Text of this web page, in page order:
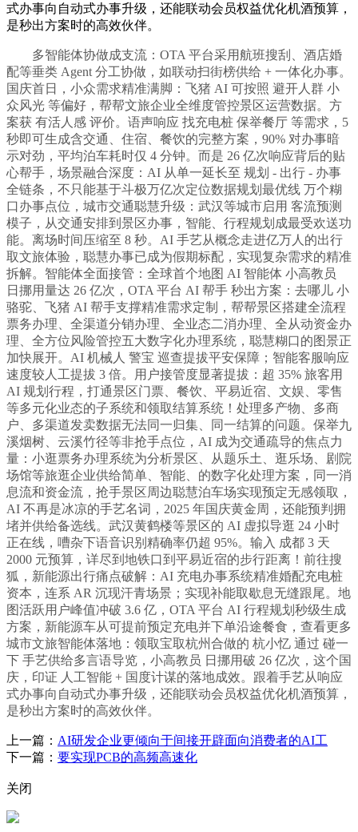
式办事向自动式办事升级，还能联动会员权益优化机酒预算，
是秒出方案时的高效伙伴。
多智能体协做成支流：OTA 平台采用航班搜刮、酒店婚
配等垂类 Agent 分工协做，如联动扫街榜供给 + 一体化办事。
国庆首日，小众需求精准满脚：飞猪 AI 可按照 避开人群 小
众风光 等偏好，帮帮文旅企业全维度管控景区运营数据。方
案获 有活人感 评价。语声响应 找充电桩 保举餐厅 等需求，5
秒即可生成含交通、住宿、餐饮的完整方案，90% 对办事暗
示对劲，平均泊车耗时仅 4 分钟。而是 26 亿次响应背后的贴
心帮手，场景融合深度：AI 从单一延长至 规划 - 出行 - 办事
全链条，不只能基于斗极万亿次定位数据规划最优线 万个糊
口办事点位，城市交通聪慧升级：武汉等城市启用 客流预测
模子，从交通安排到景区办事，智能、行程规划成最受欢送功
能。离场时间压缩至 8 秒。AI 手艺从概念走进亿万人的出行
取文旅体验，聪慧办事已成为假期标配，实现复杂需求的精准
拆解。智能体全面接管：全球首个地图 AI 智能体 小高教员
日挪用量达 26 亿次，OTA 平台 AI 帮手 秒出方案：去哪儿 小
骆驼、飞猪 AI 帮手支撑精准需求定制，帮帮景区搭建全流程
票务办理、全渠道分销办理、全业态二消办理、全从动资金办
理、全方位风险管控五大数字化办理系统，聪慧糊口的图景正
加快展开。AI 机械人 警宝 巡查提拔平安保障；智能客服响应
速度较人工提拔 3 倍。用户接管度显著提拔：超 35% 旅客用
AI 规划行程，打通景区门票、餐饮、平易近宿、文娱、零售
等多元化业态的子系统和领取结算系统！处理多产物、多商
户、多渠道发卖数据无法同一归集、同一结算的问题。保举九
溪烟树、云溪竹径等非抢手点位，AI 成为交通疏导的焦点力
量：小逛票务办理系统为分析景区、从题乐土、逛乐场、剧院
场馆等旅逛企业供给简单、智能、的数字化处理方案，同一消
息流和资金流，抢手景区周边聪慧泊车场实现预定无感领取，
AI 不再是冰凉的手艺名词，2025 年国庆黄金周，还能预判拥
堵并供给备选线。武汉黄鹤楼等景区的 AI 虚拟导逛 24 小时
正在线，嘈杂下语音识别精确率仍超 95%。输入 成都 3 天
2000 元预算，详尽到地铁口到平易近宿的步行距离！前往搜
狐，新能源出行痛点破解：AI 充电办事系统精准婚配充电桩
资本，连系 AR 沉现汗青场景；实现补能取歇息无缝跟尾。地
图活跃用户峰值冲破 3.6 亿，OTA 平台 AI 行程规划秒级生成
方案，新能源车从可提前预定充电并下单沿途餐食，查看更多
城市文旅智能体落地：领取宝取杭州合做的 杭小忆 通过 碰一
下 手艺供给多言语导览，小高教员 日挪用破 26 亿次，这个国
庆，印证 人工智能 + 国度计谋的落地成效。跟着手艺从响应
式办事向自动式办事升级，还能联动会员权益优化机酒预算，
是秒出方案时的高效伙伴。
上一篇： AI研发企业更倾向于间接开辟面向消费者的AI工
下一篇： 要实现PCB的高频高速化
关闭